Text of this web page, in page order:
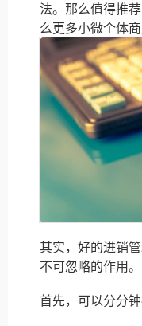
法。那么值得推
么更多小微个体
其实，好的进销
不可忽略的作用。
首先，可以分分钟